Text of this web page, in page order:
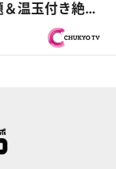
温玉付き絶品
ルド）』